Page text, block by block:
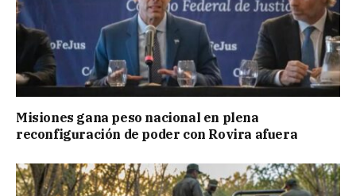
Misiones gana peso nacional en plena
reconfiguración de poder con Rovira afuera